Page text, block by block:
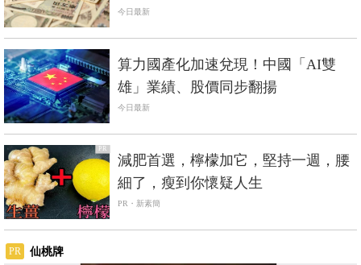
再掀疑慮
今日最新
算力國產化加速兌現！中國「AI雙
雄」業績、股價同步翻揚
今日最新
PR
減肥首選，檸檬加它，堅持一週，腰
細了，瘦到你懷疑人生
PR・新素簡
PR 仙桃牌